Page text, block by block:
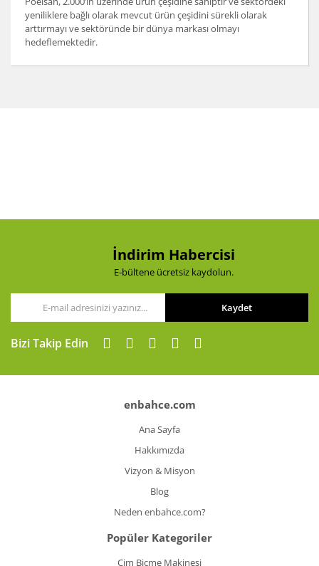
yeniliklere bağlı olarak mevcut ürün çeşidini sürekli olarak
arttırmayı ve sektöründe bir dünya markası olmayı
hedeflemektedir.
Ürün fiyatı diğer sitelerden daha pahalı.
Gönder
İndirim Habercisi
E-bültene ücretsiz kaydolun.
Kaydet
Bizi Takip Edin
enbahce.com
Ana Sayfa
Hakkımızda
Vizyon & Misyon
Blog
Neden enbahce.com?
Popüler Kategoriler
Çim Biçme Makinesi